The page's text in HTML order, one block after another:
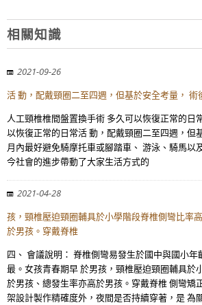
相關知識
2021-09-26
活 動，配戴頸圈二至四週，但基於安全考量，
人工頸椎椎間盤置換手術 多久可以恢復正常的日
以恢復正常的日常活 動，配戴頸圈二至四週，但
月內最好避免騎摩托車或腳踏車、 游泳、騎馬以
今社會的進步帶動了大家生活方式的
2021-04-28
孩，頸椎壓迫頸圈輔具於小學階段脊椎側彎比率
於男孩。穿戴脊椎
四、 會議說明： 脊椎側彎易發生於國中與國小年
最。女孩青春期早 於男孩，頸椎壓迫頸圈輔具於
於男孩、總發生率亦高於男孩。穿戴脊椎 側彎矯
架設計製作精確度外，夜間是否持續穿著，是 為